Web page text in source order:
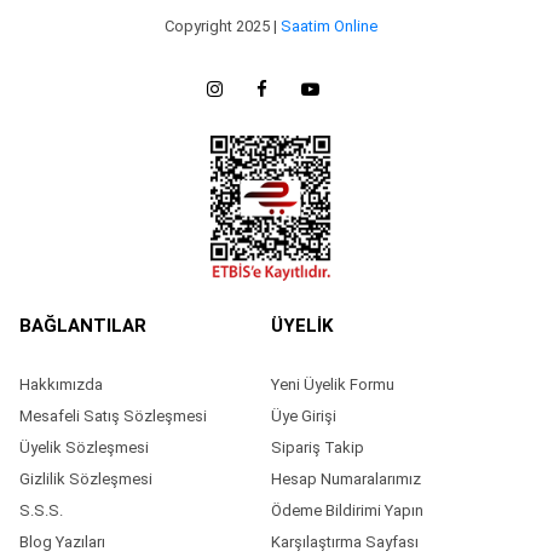
Copyright 2025 | Saatim Online
BAĞLANTILAR
Hakkımızda
Mesafeli Satış Sözleşmesi
Üyelik Sözleşmesi
Gizlilik Sözleşmesi
S.S.S.
Blog Yazıları
ÜYELİK
Yeni Üyelik Formu
Üye Girişi
Sipariş Takip
Hesap Numaralarımız
Ödeme Bildirimi Yapın
Karşılaştırma Sayfası